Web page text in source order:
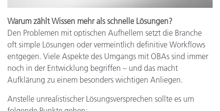
Warum zählt Wissen mehr als schnelle Lösungen?
Den Problemen mit optischen Aufhellern setzt die Branche
oft simple Lösungen oder vermeintlich definitive Workflows
entgegen. Viele Aspekte des Umgangs mit OBAs sind immer
noch in der Entwicklung begriffen – und das macht
Aufklärung zu einem besonders wichtigen Anliegen.
Anstelle unrealistischer Lösungsversprechen sollte es um